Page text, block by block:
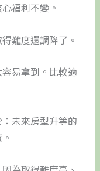
福利不變。
難度還調降了。
易拿到。比較適
未來房型升等的